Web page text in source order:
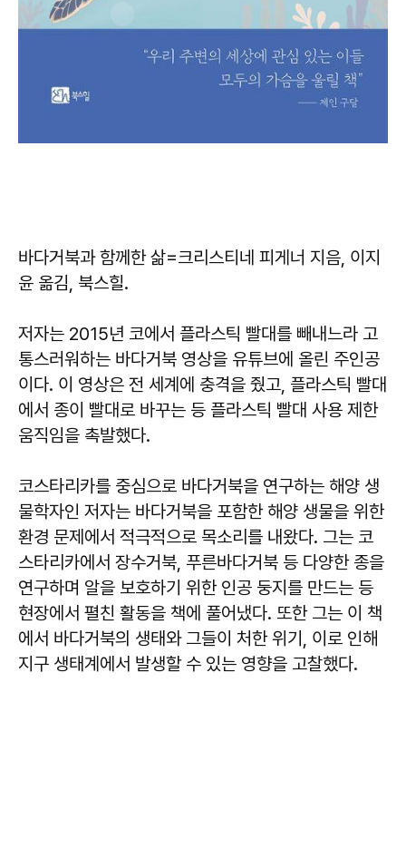
바다거북과 함께한 삶=크리스티네 피게너 지음, 이지
윤 옮김, 북스힐.
저자는 2015년 코에서 플라스틱 빨대를 빼내느라 고
통스러워하는 바다거북 영상을 유튜브에 올린 주인공
이다. 이 영상은 전 세계에 충격을 줬고, 플라스틱 빨대
에서 종이 빨대로 바꾸는 등 플라스틱 빨대 사용 제한
움직임을 촉발했다.
코스타리카를 중심으로 바다거북을 연구하는 해양 생
물학자인 저자는 바다거북을 포함한 해양 생물을 위한
환경 문제에서 적극적으로 목소리를 내왔다. 그는 코
스타리카에서 장수거북, 푸른바다거북 등 다양한 종을
연구하며 알을 보호하기 위한 인공 둥지를 만드는 등
현장에서 펼친 활동을 책에 풀어냈다. 또한 그는 이 책
에서 바다거북의 생태와 그들이 처한 위기, 이로 인해
지구 생태계에서 발생할 수 있는 영향을 고찰했다.